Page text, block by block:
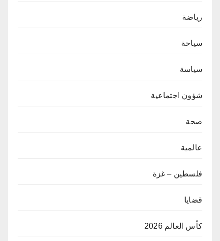
رياضة
سياحة
سياسة
شؤون اجتماعية
صحة
عالمية
فلسطين – غزة
قضايا
كأس العالم 2026